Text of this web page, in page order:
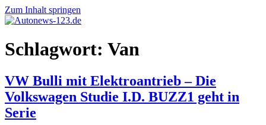
Zum Inhalt springen
Autonews-
123.de
Autonews
mit
Schlagwort: Van
VW Bulli mit Elektroantrieb – Die
Volkswagen Studie I.D. BUZZ1 geht in
Serie